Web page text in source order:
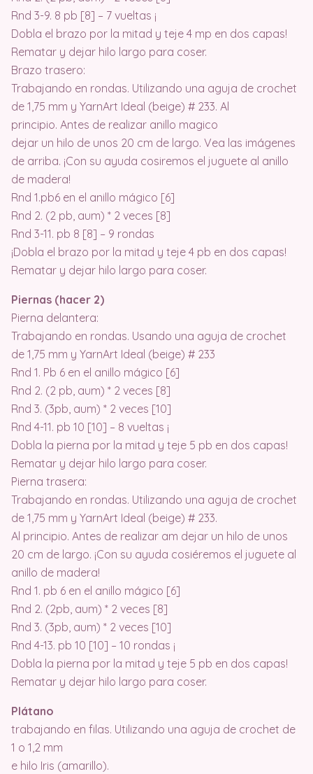
Rnd 3-9. 8 pb [8] – 7 vueltas ¡
Dobla el brazo por la mitad y teje 4 mp en dos capas!
Rematar y dejar hilo largo para coser.
Brazo trasero:
Trabajando en rondas. Utilizando una aguja de crochet
de 1,75 mm y YarnArt Ideal (beige) # 233. Al
principio. Antes de realizar anillo magico
dejar un hilo de unos 20 cm de largo. Vea las imágenes
de arriba. ¡Con su ayuda cosiremos el juguete al anillo
de madera!
Rnd 1.pb6 en el anillo mágico [6]
Rnd 2. (2 pb, aum) * 2 veces [8]
Rnd 3-11. pb 8 [8] – 9 rondas
¡Dobla el brazo por la mitad y teje 4 pb en dos capas!
Rematar y dejar hilo largo para coser.
Piernas (hacer 2)
Pierna delantera:
Trabajando en rondas. Usando una aguja de crochet
de 1,75 mm y YarnArt Ideal (beige) # 233
Rnd 1. Pb 6 en el anillo mágico [6]
Rnd 2. (2 pb, aum) * 2 veces [8]
Rnd 3. (3pb, aum) * 2 veces [10]
Rnd 4-11. pb 10 [10] – 8 vueltas ¡
Dobla la pierna por la mitad y teje 5 pb en dos capas!
Rematar y dejar hilo largo para coser.
Pierna trasera:
Trabajando en rondas. Utilizando una aguja de crochet
de 1,75 mm y YarnArt Ideal (beige) # 233.
Al principio. Antes de realizar am dejar un hilo de unos
20 cm de largo. ¡Con su ayuda cosiéremos el juguete al
anillo de madera!
Rnd 1. pb 6 en el anillo mágico [6]
Rnd 2. (2pb, aum) * 2 veces [8]
Rnd 3. (3pb, aum) * 2 veces [10]
Rnd 4-13. pb 10 [10] – 10 rondas ¡
Dobla la pierna por la mitad y teje 5 pb en dos capas!
Rematar y dejar hilo largo para coser.
Plátano
trabajando en filas. Utilizando una aguja de crochet de
1 o 1,2 mm
e hilo Iris (amarillo).